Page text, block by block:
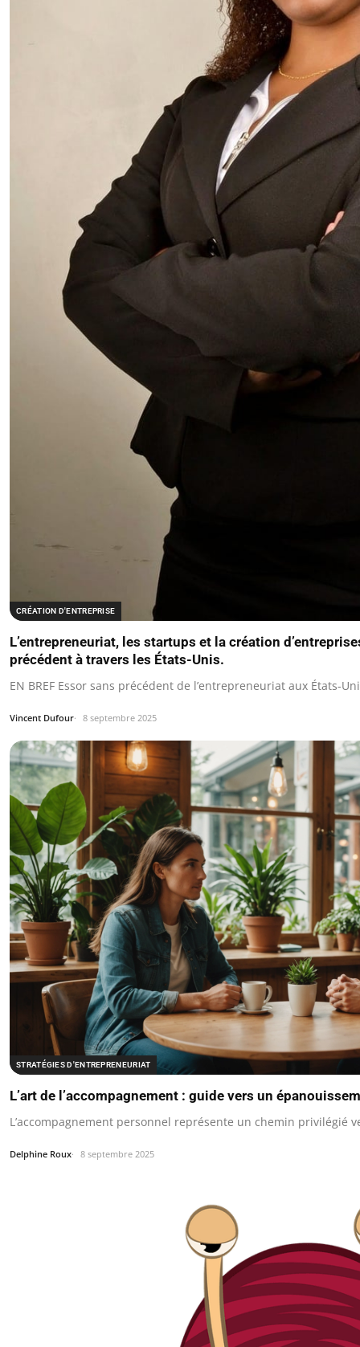
CRÉATION D'ENTREPRISE
L’entrepreneuriat, les startups et la création
précédent à travers les États-Unis.
EN BREF Essor sans précédent de l’entrepreneuriat aux États-
Vincent Dufour 8 septembre 2025
STRATÉGIES D'ENTREPRENEURIAT
L’art de l’accompagnement : guide vers un
L’accompagnement personnel représente un chemin privilégié
Delphine Roux 8 septembre 2025